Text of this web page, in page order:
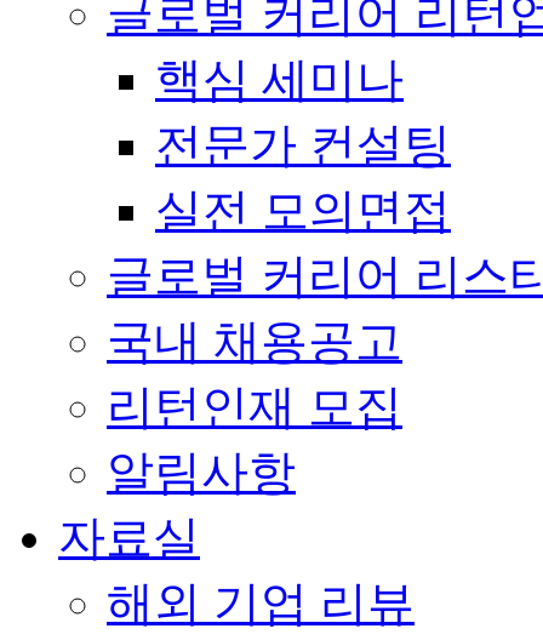
글로벌 커리어 리턴
핵심 세미나
전문가 컨설팅
실전 모의면접
글로벌 커리어 리스
국내 채용공고
리턴인재 모집
알림사항
자료실
해외 기업 리뷰